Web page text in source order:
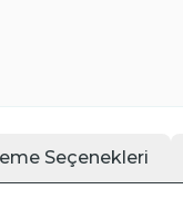
Seçenekleri